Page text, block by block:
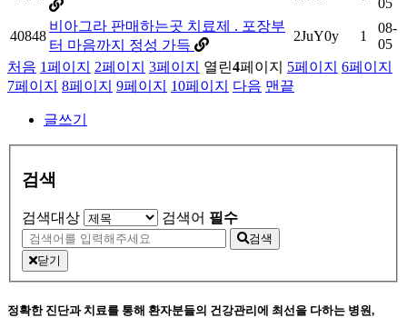
40848
비아그라 판매하는곳 치료제 . 포장부
터 마음까지 정성 가득
2JuY0y 1
08-
05
처음 1페이지 2페이지 3페이지 열린4페이지 5페이지 6페이지
7페이지 8페이지 9페이지 10페이지 다음 맨끝
글쓰기
검색
검색대상 검색어 필수
검색
닫기
정확한 진단과 치료를 통해 환자분들의 건강관리에 최선을 다하는 병원,